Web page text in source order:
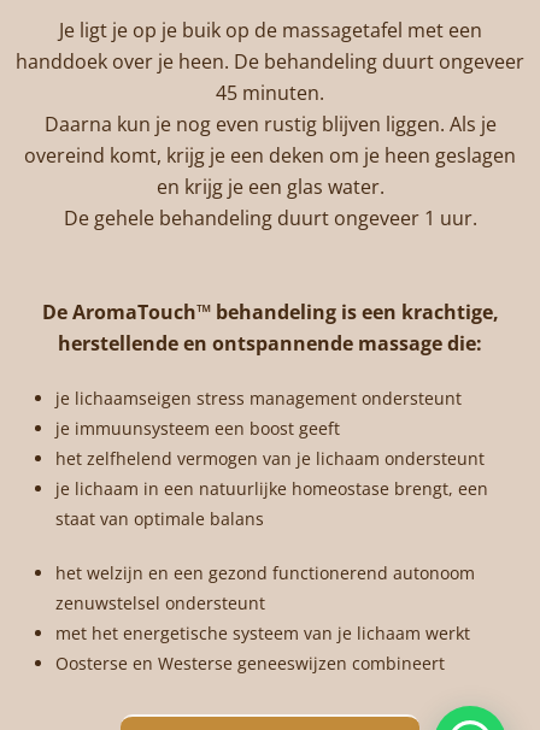
Je ligt je op je buik op de massagetafel met een
handdoek over je heen. De behandeling duurt ongeveer
45 minuten.
Daarna kun je nog even rustig blijven liggen. Als je
overeind komt, krijg je een deken om je heen geslagen
en krijg je een glas water.
De gehele behandeling duurt ongeveer 1 uur.
De AromaTouch™ behandeling is een krachtige,
herstellende en ontspannende massage die:
je lichaamseigen stress management ondersteunt
je immuunsysteem een boost geeft
het zelfhelend vermogen van je lichaam ondersteunt
je lichaam in een natuurlijke homeostase brengt, een
staat van optimale balans
het welzijn en een gezond functionerend autonoom
zenuwstelsel ondersteunt
met het energetische systeem van je lichaam werkt
Oosterse en Westerse geneeswijzen combineert